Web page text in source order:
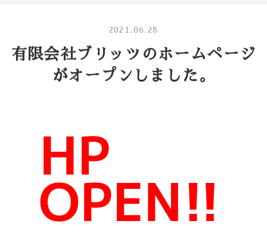
2021.06.28
有限会社ブリッツのホームページ
がオープンしました。